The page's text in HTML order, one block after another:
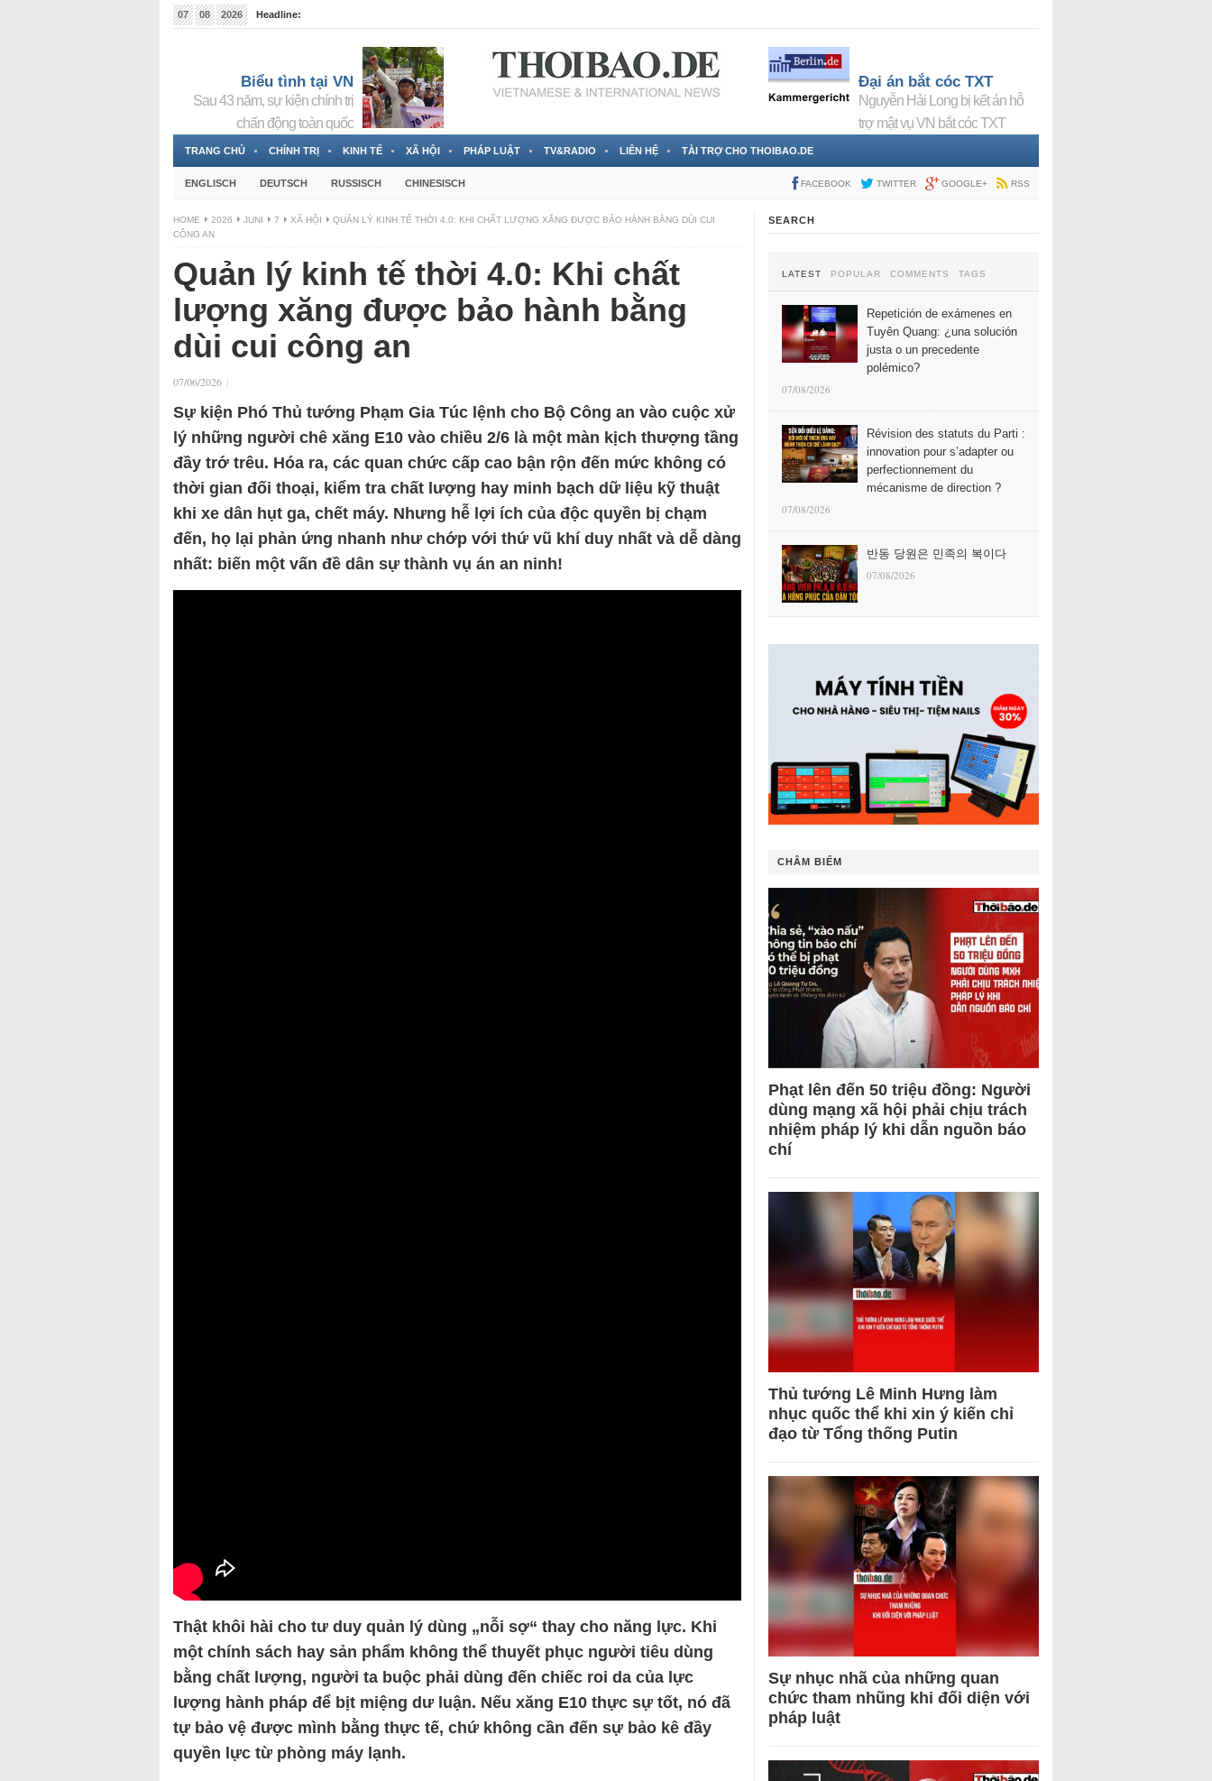
07 08 2026
Headline:
Biểu tình tại VN
Sau 43 năm, sự kiện chính trị
chấn động toàn quốc
Đại án bắt cóc TXT
Nguyễn Hải Long bị kết án hỗ
trợ mật vụ VN bắt cóc TXT
TRANG CHỦ CHÍNH TRỊ KINH TẾ XÃ HỘI PHÁP LUẬT TV&RADIO LIÊN HỆ TÀI TRỢ CHO THOIBAO.DE
ENGLISCH DEUTSCH RUSSISCH CHINESISCH FACEBOOK TWITTER GOOGLE+ RSS
HOME 2026 JUNI 7 XÃ HỘI
QUẢN LÝ KINH TẾ THỜI 4.0: KHI CHẤT LƯỢNG XĂNG ĐƯỢC BẢO HÀNH BẰNG DÙI CUI
CÔNG AN
Quản lý kinh tế thời 4.0: Khi chất
lượng xăng được bảo hành bằng
dùi cui công an
07/06/2026 |
Sự kiện Phó Thủ tướng Phạm Gia Túc lệnh cho Bộ Công an vào cuộc xử
lý những người chê xăng E10 vào chiều 2/6 là một màn kịch thượng tầng
đầy trớ trêu. Hóa ra, các quan chức cấp cao bận rộn đến mức không có
thời gian đối thoại, kiểm tra chất lượng hay minh bạch dữ liệu kỹ thuật
khi xe dân hụt ga, chết máy. Nhưng hễ lợi ích của độc quyền bị chạm
đến, họ lại phản ứng nhanh như chớp với thứ vũ khí duy nhất và dễ dàng
nhất: biến một vấn đề dân sự thành vụ án an ninh!
Thật khôi hài cho tư duy quản lý dùng „nỗi sợ“ thay cho năng lực. Khi
một chính sách hay sản phẩm không thể thuyết phục người tiêu dùng
bằng chất lượng, người ta buộc phải dùng đến chiếc roi da của lực
lượng hành pháp để bịt miệng dư luận. Nếu xăng E10 thực sự tốt, nó đã
tự bảo vệ được mình bằng thực tế, chứ không cần đến sự bảo kê đầy
quyền lực từ phòng máy lạnh.
SEARCH
LATEST POPULAR COMMENTS TAGS
Repetición de exámenes en
Tuyên Quang: ¿una solución
justa o un precedente
polémico?
07/08/2026
Révision des statuts du Parti :
innovation pour s’adapter ou
perfectionnement du
mécanisme de direction ?
07/08/2026
반동 당원은 민족의 복이다
07/08/2026
CHÂM BIẾM
Phạt lên đến 50 triệu đồng: Người
dùng mạng xã hội phải chịu trách
nhiệm pháp lý khi dẫn nguồn báo
chí
Thủ tướng Lê Minh Hưng làm
nhục quốc thể khi xin ý kiến chỉ
đạo từ Tổng thống Putin
Sự nhục nhã của những quan
chức tham nhũng khi đối diện với
pháp luật